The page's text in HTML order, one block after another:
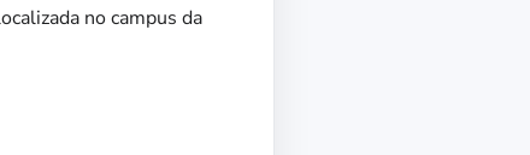
no campus da